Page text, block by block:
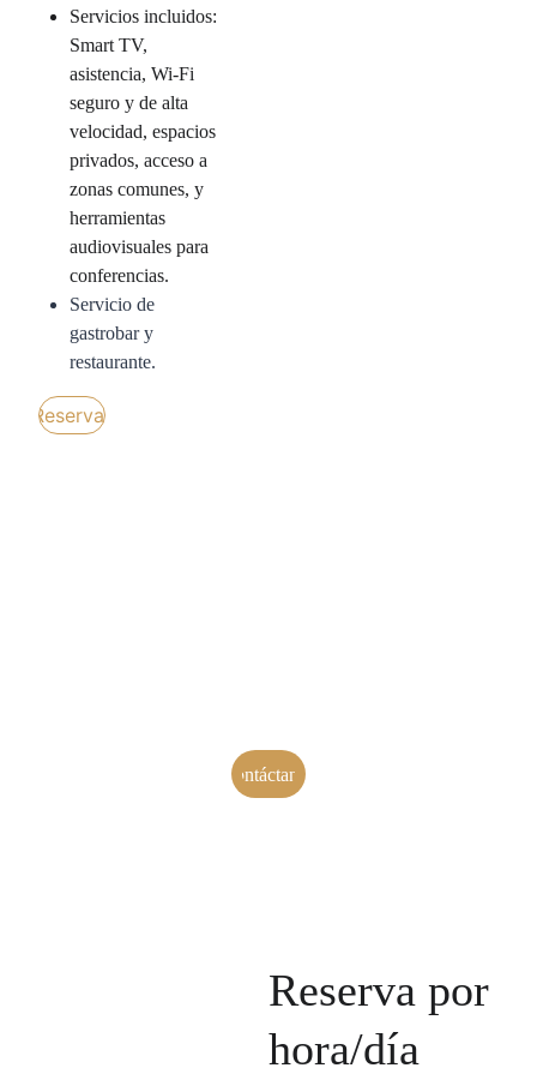
Servicios incluidos:
Smart TV,
asistencia, Wi-Fi
seguro y de alta
velocidad, espacios
privados, acceso a
zonas comunes, y
herramientas
audiovisuales para
conferencias.
Servicio de
gastrobar y
restaurante.
Reservar
reuniones ideal
hoy
Contáctanos
Reserva por
hora/día